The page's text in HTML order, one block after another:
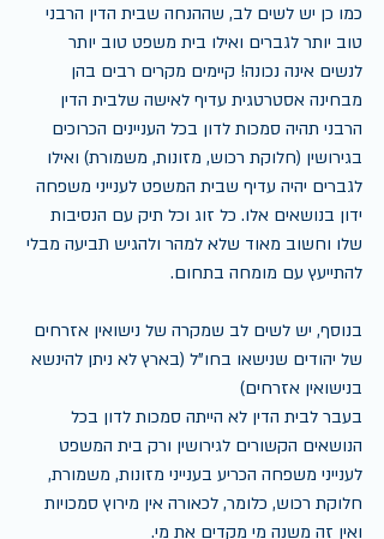
כמו כן יש לשים לב, שההנחה שבית הדין הרבני
טוב יותר לגברים ואילו בית משפט טוב יותר
לנשים אינה נכונה! קיימים מקרים רבים בהן
מבחינה אסטרטגית עדיף לאישה שלבית הדין
הרבני תהיה סמכות לדון בכל העניינים הכרוכים
בגירושין (חלוקת רכוש, מזונות, משמורת) ואילו
לגברים יהיה עדיף שבית המשפט לענייני משפחה
ידון בנושאים אלו. כל זוג וכל תיק עם הנסיבות
שלו וחשוב מאוד שלא למהר ולהגיש תביעה מבלי
להתייעץ עם מומחה בתחום.
בנוסף, יש לשים לב שמקרה של נישואין אזרחים
של יהודים שנישאו בחו"ל (בארץ לא ניתן להינשא
בנישואין אזרחים)
בעבר לבית הדין לא הייתה סמכות לדון בכל
הנושאים הקשורים לגירושין ורק בית המשפט
לענייני משפחה הכריע בענייני מזונות, משמורת,
חלוקת רכוש, כלומר, לכאורה אין מירוץ סמכויות
ואין זה משנה מי מקדים את מי.